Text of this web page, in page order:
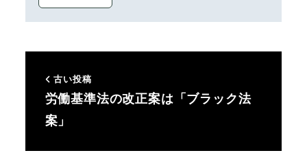
古い投稿
労働基準法の改正案は「ブラック法
案」